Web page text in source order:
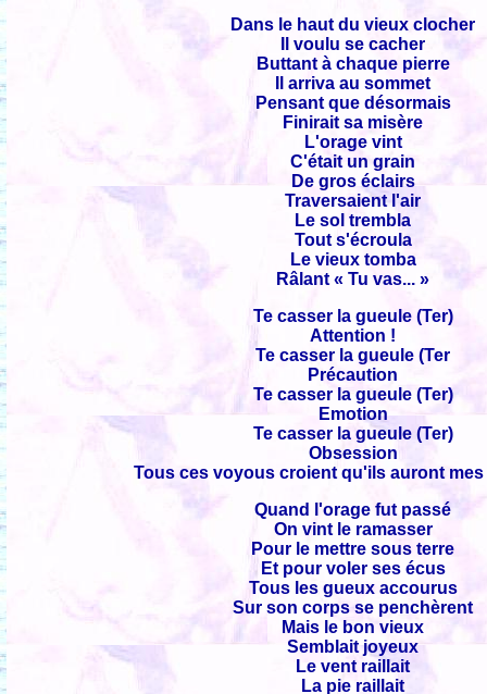
Dans le haut du vieux clocher
Il voulu se cacher
Buttant à chaque pierre
Il arriva au sommet
Pensant que désormais
Finirait sa misère
L'orage vint
C'était un grain
De gros éclairs
Traversaient l'air
Le sol trembla
Tout s'écroula
Le vieux tomba
Râlant « Tu vas... »
Te casser la gueule (Ter)
Attention !
Te casser la gueule (Ter
Précaution
Te casser la gueule (Ter)
Emotion
Te casser la gueule (Ter)
Obsession
Tous ces voyous croient qu'ils auront
Quand l'orage fut passé
On vint le ramasser
Pour le mettre sous terre
Et pour voler ses écus
Tous les gueux accourus
Sur son corps se penchèrent
Mais le bon vieux
Semblait joyeux
Le vent raillait
La pie raillait